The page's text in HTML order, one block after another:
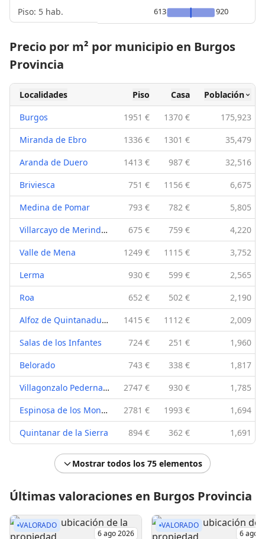
Piso: 5 hab.
613
920
Precio por m² por municipio en Burgos
Provincia
Localidades Piso Casa
Población
Burgos
1951 € 1370 €
175,923
Miranda de Ebro
1336 € 1301 €
35,479
Aranda de Duero
1413 € 987 €
32,516
Briviesca
751 € 1156 €
6,675
Medina de Pomar
793 € 782 €
5,805
Villarcayo de Merindad de Castilla la Vieja
675 € 759 €
4,220
Valle de Mena
1249 € 1115 €
3,752
Lerma
930 € 599 €
2,565
Roa
652 € 502 €
2,190
Alfoz de Quintanadueñas
1415 € 1112 €
2,009
Salas de los Infantes
724 € 251 €
1,960
Belorado
743 € 338 €
1,817
Villagonzalo Pedernales
2747 € 930 €
1,785
Espinosa de los Monteros
2781 € 1993 €
1,694
Quintanar de la Sierra
894 € 362 € 1,691
Mostrar todos los 75 elementos
Últimas valoraciones en Burgos Provincia
VALORADO
6 ago 2026
VALORADO
6 ago